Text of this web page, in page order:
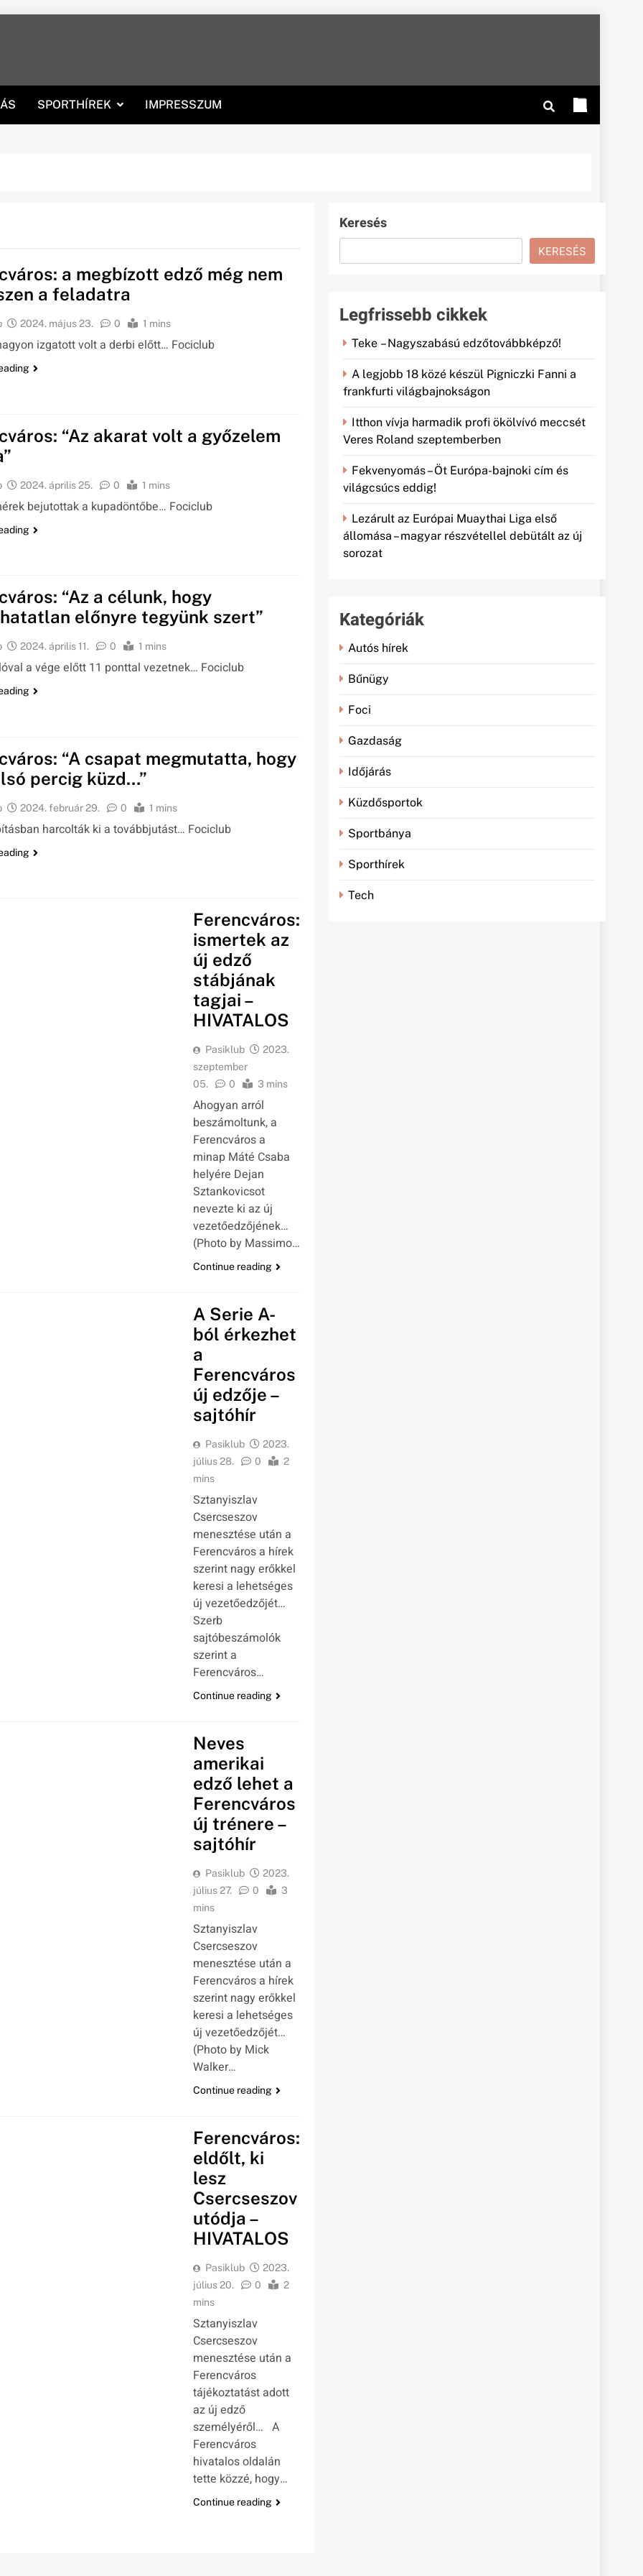
SPORTHÍREK IMPRESSZUM
a megbízott edző még nem
a feladatra
2024. május 23. 0 1 mins
izgatott volt a derbi előtt… Fociclub
“Az akarat volt a győzelem
2024. április 25. 0 1 mins
bejutottak a kupadöntőbe… Fociclub
“Az a célunk, hogy
előnyre tegyünk szert”
2024. április 11. 0 1 mins
a vége előtt 11 ponttal vezetnek… Fociclub
“A csapat megmutatta, hogy
percig küzd…”
2024. február 29. 0 1 mins
harcolták ki a továbbjutást… Fociclub
Ferencváros:
ismertek az
új edző
stábjának
tagjai –
HIVATALOS
Pasiklub
2023.
szeptember
05.
0 3 mins
Ahogyan arról
beszámoltunk, a
Ferencváros a
minap Máté Csaba
helyére Dejan
Sztankovicsot
nevezte ki az új
vezetőedzőjének…
(Photo by Massimo…
Continue reading
A Serie A-
ból érkezhet
a
Ferencváros
új edzője –
sajtóhír
Pasiklub
2023.
július 28.
0
2
mins
Sztanyiszlav
Csercseszov
menesztése után a
Ferencváros a hírek
szerint nagy erőkkel
keresi a lehetséges
új vezetőedzőjét…
Szerb
sajtóbeszámolók
szerint a
Ferencváros…
Continue reading
Neves
amerikai
edző lehet a
Ferencváros
új trénere –
sajtóhír
Pasiklub
2023.
július 27.
0
3
mins
Sztanyiszlav
Csercseszov
menesztése után a
Ferencváros a hírek
szerint nagy erőkkel
keresi a lehetséges
új vezetőedzőjét…
(Photo by Mick
Walker…
Continue reading
Ferencváros:
eldőlt, ki
lesz
Csercseszov
utódja –
HIVATALOS
Pasiklub
2023.
július 20.
0
2
mins
Sztanyiszlav
Csercseszov
menesztése után a
Ferencváros
tájékoztatást adott
az új edző
személyéről… A
Ferencváros
hivatalos oldalán
tette közzé, hogy…
Continue reading
Keresés
KERESÉS
Legfrissebb cikkek
Teke – Nagyszabású edzőtovábbképző!
A legjobb 18 közé készül Pigniczki Fanni a
frankfurti világbajnokságon
Itthon vívja harmadik profi ökölvívó meccsét
Veres Roland szeptemberben
Fekvenyomás – Öt Európa-bajnoki cím és
világcsúcs eddig!
Lezárult az Európai Muaythai Liga első
állomása – magyar részvétellel debütált az új
sorozat
Kategóriák
Autós hírek
Bűnügy
Foci
Gazdaság
Időjárás
Küzdősportok
Sportbánya
Sporthírek
Tech